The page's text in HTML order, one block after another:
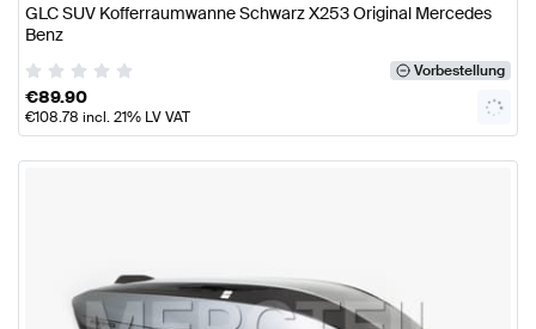
GLC SUV Kofferraumwanne Schwarz X253 Original Mercedes
Benz
Vorbestellung
€89.90
€108.78 incl. 21% LV VAT